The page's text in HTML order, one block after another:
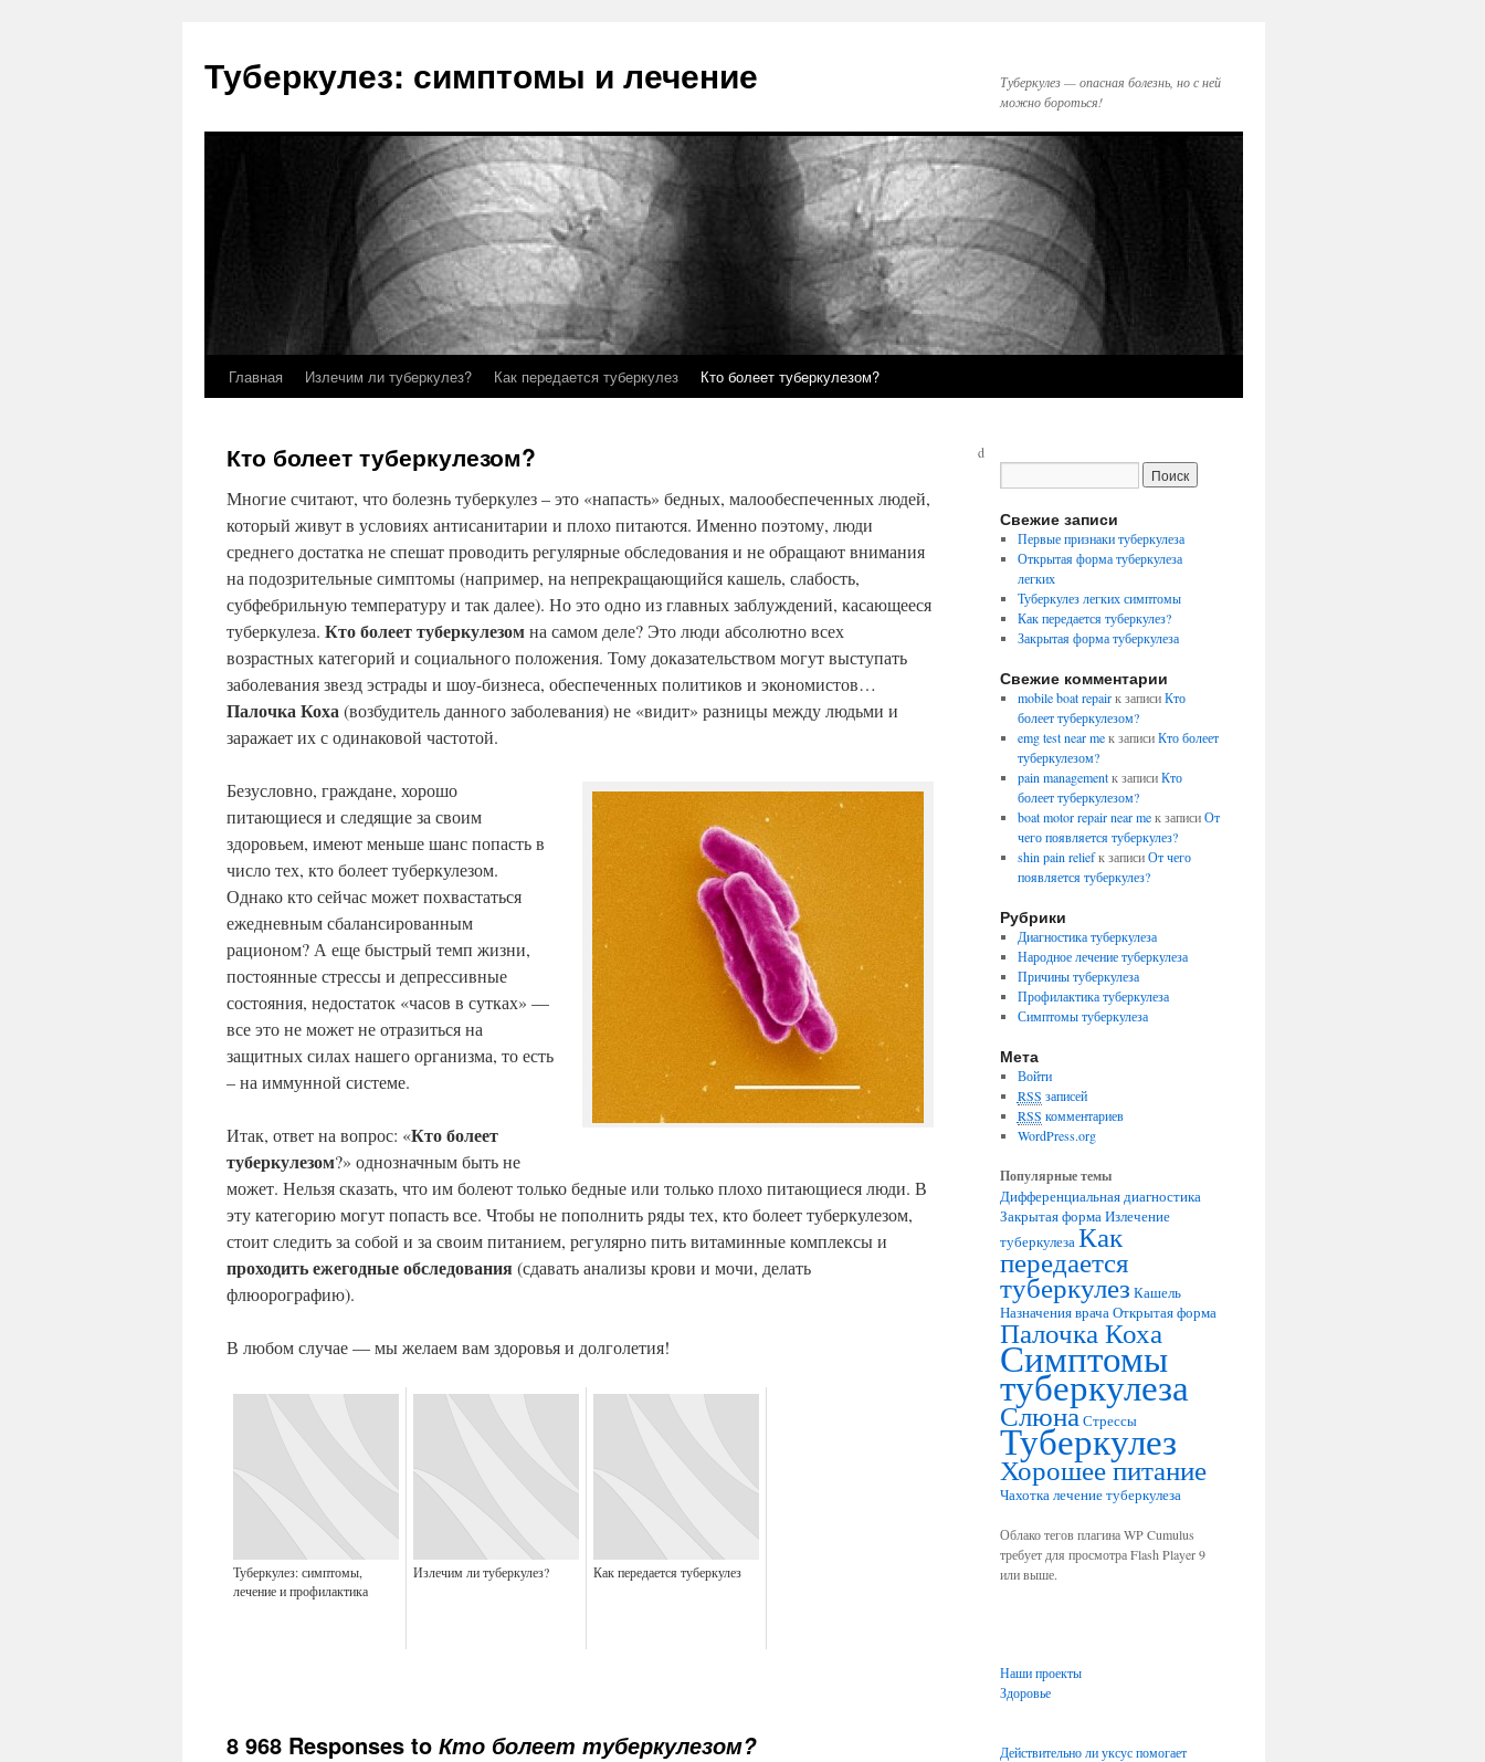
Туберкулез: симптомы и лечение
Туберкулез — опасная болезнь, но с ней
можно бороться!
Главная Излечим ли туберкулез? Как передается туберкулез Кто болеет туберкулезом?
Кто болеет туберкулезом?
Многие считают, что болезнь туберкулез – это «напасть» бедных, малообеспеченных людей,
который живут в условиях антисанитарии и плохо питаются. Именно поэтому, люди
среднего достатка не спешат проводить регулярные обследования и не обращают внимания
на подозрительные симптомы (например, на непрекращающийся кашель, слабость,
субфебрильную температуру и так далее). Но это одно из главных заблуждений, касающееся
туберкулеза. Кто болеет туберкулезомна самом деле? Это люди абсолютно всех
возрастных категорий и социального положения. Тому доказательством могут выступать
заболевания звезд эстрады и шоу-бизнеса, обеспеченных политиков и экономистов…
Палочка Коха(возбудитель данного заболевания) не «видит» разницы между людьми и
заражает их с одинаковой частотой.
Безусловно, граждане, хорошо
питающиеся и следящие за своим
здоровьем, имеют меньше шанс попасть в
число тех, кто болеет туберкулезом.
Однако кто сейчас может похвастаться
ежедневным сбалансированным
рационом? А еще быстрый темп жизни,
постоянные стрессы и депрессивные
состояния, недостаток «часов в сутках» —
все это не может не отразиться на
защитных силах нашего организма, то есть
– на иммунной системе.
Итак, ответ на вопрос: «Кто болеет
туберкулезом?» однозначным быть не
может. Нельзя сказать, что им болеют только бедные или только плохо питающиеся люди. В
эту категорию могут попасть все. Чтобы не пополнить ряды тех, кто болеет туберкулезом,
стоит следить за собой и за своим питанием, регулярно пить витаминные комплексы и
проходить ежегодные обследования(сдавать анализы крови и мочи, делать
флюорографию).
В любом случае — мы желаем вам здоровья и долголетия!
Туберкулез: симптомы,
лечение и профилактика
Излечим ли туберкулез? Как передается туберкулез
8 968 Responses to Кто болеет туберкулезом?
Свежие записи
Первые признаки туберкулеза
Открытая форма туберкулеза
легких
Туберкулез легких симптомы
Как передается туберкулез?
Закрытая форма туберкулеза
Свежие комментарии
mobile boat repairк записиКто
болеет туберкулезом?
emg test near meк записиКто болеет
туберкулезом?
pain managementк записиКто
болеет туберкулезом?
boat motor repair near meк записиОт
чего появляется туберкулез?
shin pain reliefк записиОт чего
появляется туберкулез?
Рубрики
Диагностика туберкулеза
Народное лечение туберкулеза
Причины туберкулеза
Профилактика туберкулеза
Симптомы туберкулеза
Мета
Войти
RSS записей
RSS комментариев
WordPress.org
Популярные темы
Дифференциальная диагностика
Закрытая формаИзлечение
туберкулезаКак
передается
туберкулез Кашель
Назначения врачаОткрытая форма
Палочка Коха
Симптомы
туберкулеза
СлюнаСтрессы
Туберкулез
Хорошее питание
Чахоткалечение туберкулеза
Облако тегов плагина WP Cumulus
требует для просмотра Flash Player 9
или выше.
Наши проекты
Здоровье
Действительно ли уксус помогает
d